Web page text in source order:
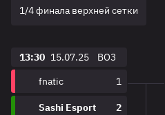
1/4 финала верхней сетки
13:30 15.07.25
BO3
fnatic
1
Sashi Esport 2